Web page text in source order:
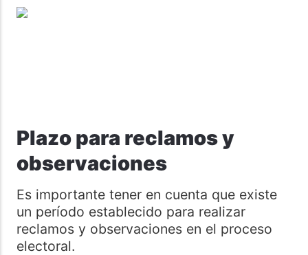
Plazo para reclamos y
observaciones
Es importante tener en cuenta que existe
un período establecido para realizar
reclamos y observaciones en el proceso
electoral.